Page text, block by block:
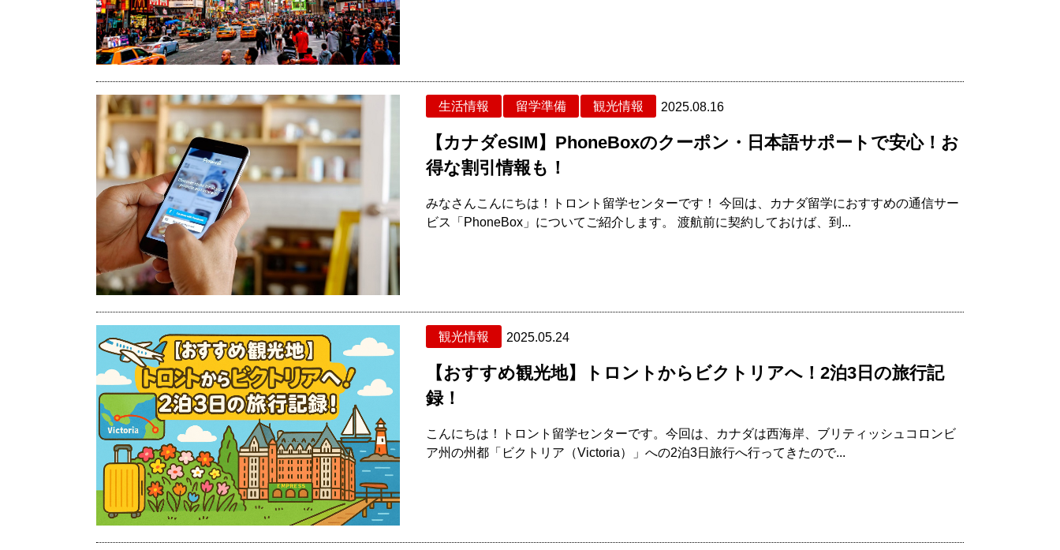
生活情報 留学準備 観光情報 2025.08.16
【カナダeSIM】PhoneBoxのクーポン・日本語サポートで安心！お
得な割引情報も！
みなさんこんにちは！トロント留学センターです！ 今回は、カナダ留学におすすめの通信サー
ビス「PhoneBox」についてご紹介します。 渡航前に契約しておけば、到...
観光情報 2025.05.24
【おすすめ観光地】トロントからビクトリアへ！2泊3日の旅行記
録！
こんにちは！トロント留学センターです。今回は、カナダは西海岸、ブリティッシュコロンビ
ア州の州都「ビクトリア（Victoria）」への2泊3日旅行へ行ってきたので...